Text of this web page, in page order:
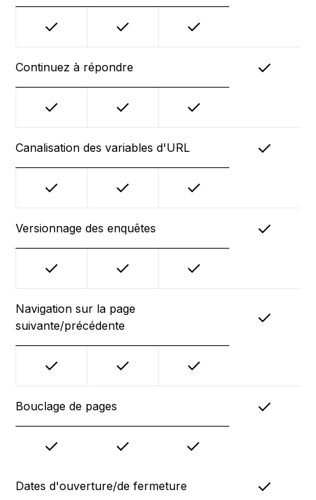
Continuez à répondre
Canalisation des variables d'URL
Versionnage des enquêtes
Navigation sur la page
suivante/précédente
Bouclage de pages
Dates d'ouverture/de fermeture